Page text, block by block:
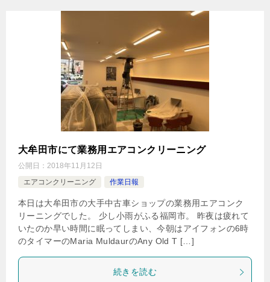
大牟田市にて業務用エアコンクリーニング
公開日： 2018年11月12日
エアコンクリーニング
作業日報
本日は大牟田市の大手中古車ショップの業務用エアコンク
リーニングでした。 少し小雨がふる福岡市。 昨夜は疲れて
いたのか早い時間に眠ってしまい、今朝はアイフォンの6時
のタイマーのMaria MuldaurのAny Old T […]
続きを読む